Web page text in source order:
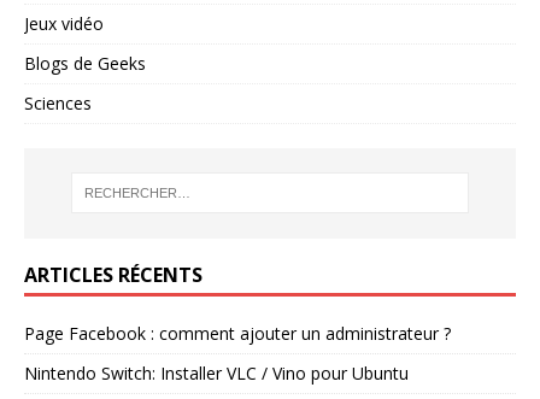
Jeux vidéo
Blogs de Geeks
Sciences
ARTICLES RÉCENTS
Page Facebook : comment ajouter un administrateur ?
Nintendo Switch: Installer VLC / Vino pour Ubuntu